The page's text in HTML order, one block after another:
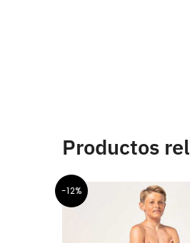
Productos
-12%